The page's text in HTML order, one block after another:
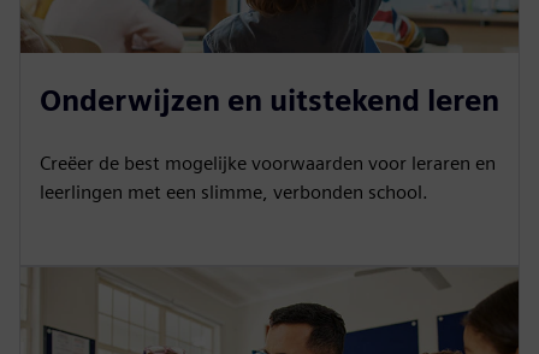
Onderwijzen en uitstekend leren
Creëer de best mogelijke voorwaarden voor leraren en
leerlingen met een slimme, verbonden school.